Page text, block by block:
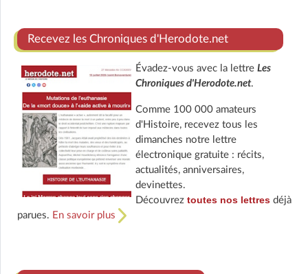
Recevez les Chroniques d'Herodote.net
Évadez-vous avec la lettre Les
Chroniques d'Herodote.net.
Comme 100 000 amateurs
d'Histoire, recevez tous les
dimanches notre lettre
électronique gratuite : récits,
actualités, anniversaires,
devinettes.
Découvrez toutes nos lettresdéjà
parues. En savoir plus